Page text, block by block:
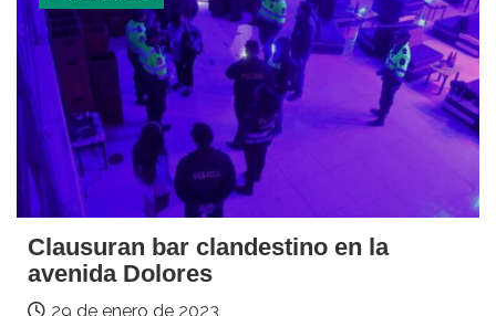
Clausuran bar clandestino en la
avenida Dolores
29 de enero de 2023